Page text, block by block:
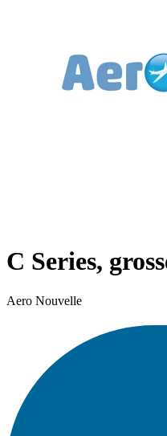
C Series,
Aero Nouvelle